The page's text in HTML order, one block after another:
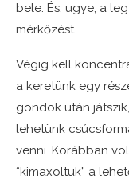
bele. És, ugye, a
mérkőzést.
Végig kell
a keretünk egy
gondok után
lehetünk
venni. Korábban
“kimaxoltuk” a